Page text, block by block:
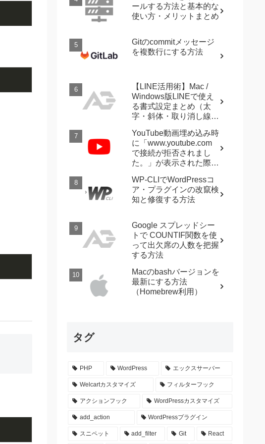
ールする方法と基本的な
使い方・メリットまとめ
Gitのcommitメッセージ
を複数行にする方法
【LINE活用術】Mac /
Windows版LINEで使え
る書式設定まとめ（太
字・斜体・取り消し線・
YouTube動画埋め込み時
に「www.youtube.com
で接続が拒否されまし
た。」が表示された際に
WP-CLIでWordPressコ
ア・プラグインの改竄検
知と修復する方法
Google スプレッドシー
トで COUNTIF関数を使
って出欠席の人数を把握
する方法
Macのbashバージョンを
最新にする方法
（Homebrew利用）
タグ
PHP WordPress エックスサーバー
Welcartカスタマイズ フィルターフック
アクションフック WordPressカスタマイズ
add_action WordPressプラグイン
スニペット add_filter Git React